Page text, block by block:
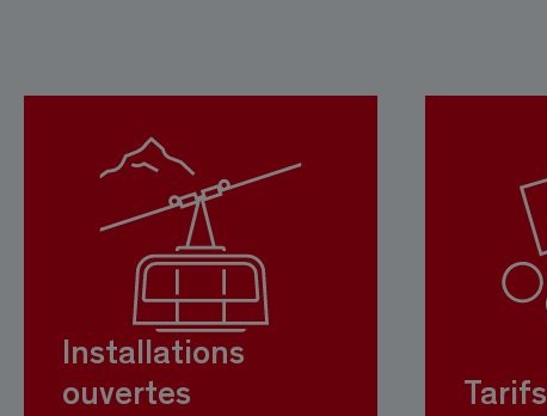
Installations
ouvertes
Tarifs